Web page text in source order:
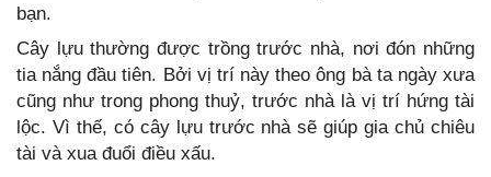
bạn.
Cây lựu thường được trồng trước nhà, nơi đón những
tia nắng đầu tiên. Bởi vị trí này theo ông bà ta ngày xưa
cũng như trong phong thuỷ, trước nhà là vị trí hứng tài
lộc. Vì thế, có cây lựu trước nhà sẽ giúp gia chủ chiêu
tài và xua đuổi điều xấu.